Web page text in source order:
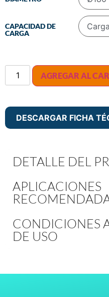
CAPACIDAD DE
CARGA
AGREGAR AL
DESCARGAR FICHA
DETALLE DEL
APLICACIONES
CONDICIONES
DE USO